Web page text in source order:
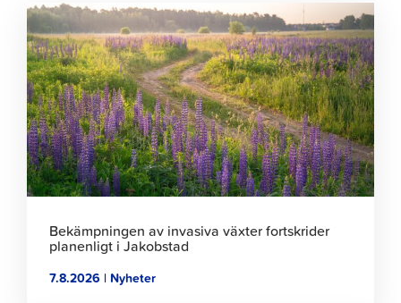
Klicka
för
att
läsa
artikeln
Bekämpningen av invasiva växter fortskrider
planenligt i Jakobstad
7.8.2026 | Nyheter